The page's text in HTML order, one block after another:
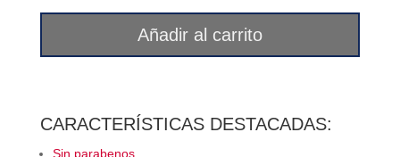
cantidad
Añadir al carrito
CARACTERÍSTICAS DESTACADAS:
Sin parabenos